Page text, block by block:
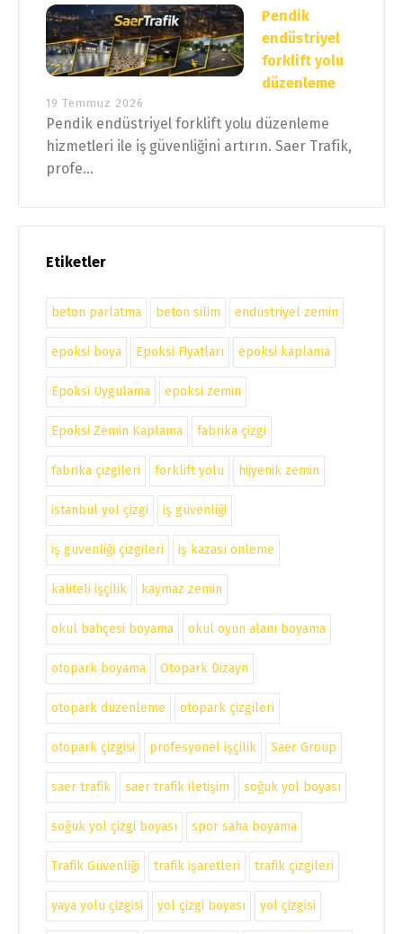
Pendik
endüstriyel
forklift yolu
düzenleme
19 Temmuz 2026
Pendik endüstriyel forklift yolu düzenleme
hizmetleri ile iş güvenliğini artırın. Saer Trafik,
profe...
Etiketler
beton parlatma beton silim endüstriyel zemin
epoksi boya Epoksi Fiyatları epoksi kaplama
Epoksi Uygulama epoksi zemin
Epoksi Zemin Kaplama fabrika çizgi
fabrika çizgileri forklift yolu hijyenik zemin
istanbul yol çizgi iş güvenliği
iş güvenliği çizgileri iş kazası önleme
kaliteli işçilik kaymaz zemin
okul bahçesi boyama okul oyun alanı boyama
otopark boyama Otopark Dizayn
otopark düzenleme otopark çizgileri
otopark çizgisi profesyonel işçilik Saer Group
saer trafik saer trafik iletişim soğuk yol boyası
soğuk yol çizgi boyası spor saha boyama
Trafik Güvenliği trafik işaretleri trafik çizgileri
yaya yolu çizgisi yol çizgi boyası yol çizgisi